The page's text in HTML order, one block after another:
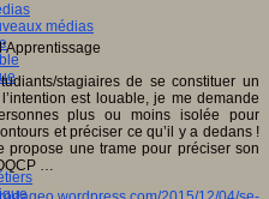
médias
stagiaires de se constituer un
est louable, je me demande
plus ou moins isolée pour
et préciser ce qu’il y a dedans !
propose une trame pour préciser son
…